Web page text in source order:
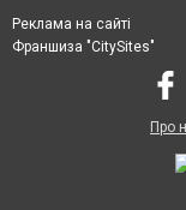
Реклама на сайті
Франшиза "CitySites"
Про